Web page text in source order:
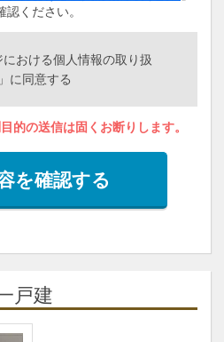
認ください。
における個人情報の取り扱
に同意する
的の送信は固くお断りします。
を確認する
戸建